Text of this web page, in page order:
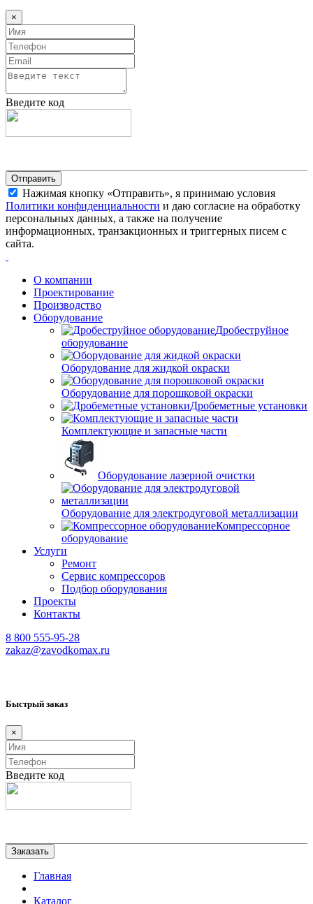
×
Введите код
Нажимая кнопку «Отправить», я принимаю условия
Политики конфиденциальности и даю согласие на обработку
персональных данных, а также на получение
информационных, транзакционных и триггерных писем с
сайта.
О компании
Проектирование
Производство
Оборудование
Дробеструйное
оборудование
Оборудование для жидкой окраски
Оборудование для порошковой окраски
Дробеметные установки
Комплектующие и запасные части
Оборудование лазерной очистки
Оборудование для электродуговой металлизации
Компрессорное
оборудование
Услуги
Ремонт
Сервис компрессоров
Подбор оборудования
Проекты
Контакты
8 800 555-95-28
zakaz@zavodkomax.ru
Быстрый заказ
×
Введите код
Главная
Каталог